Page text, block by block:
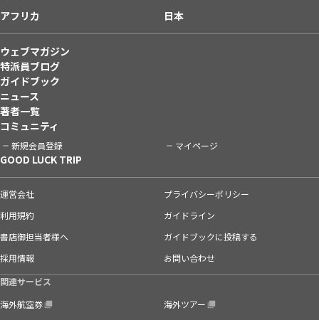
アフリカ
日本
ウェブマガジン
特派員ブログ
ガイドブック
ニュース
著者一覧
コミュニティ
新規会員登録 マイページ
GOOD LUCK TRIP
運営会社
プライバシーポリシー
利用規約
ガイドライン
書店御担当者様へ
ガイドブックに投稿する
採用情報
お問い合わせ
関連サービス
海外航空券
海外ツアー